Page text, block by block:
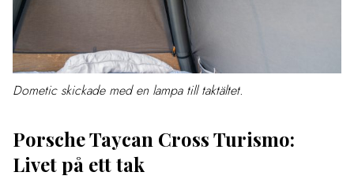
Dometic skickade med en lampa till taktältet.
Porsche Taycan Cross Turismo:
Livet på ett tak